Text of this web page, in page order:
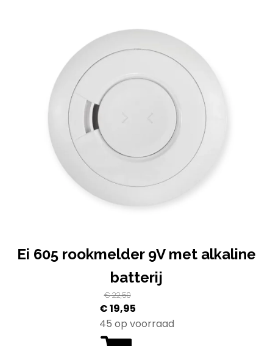
Ei 605 rookmelder 9V met alkaline
batterij
€22,50
Oorspronkelijke
prijs
was:
€19,95Huidige
prijs
45 op voorraad